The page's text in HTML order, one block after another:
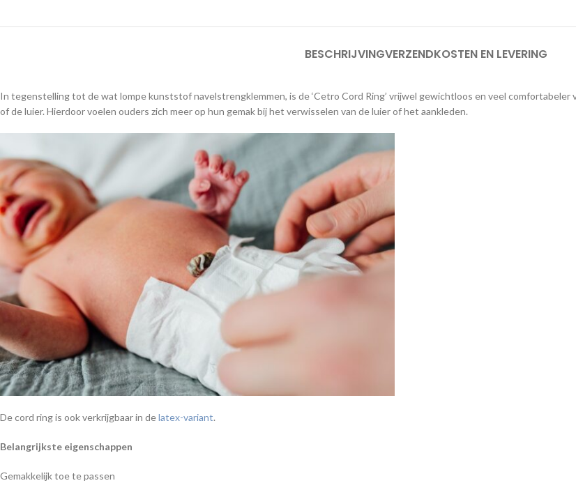
BESCHRIJVINGVERZENDKOSTEN EN LEVERING
In tegenstelling tot de wat lompe kunststof navelstrengklemmen, is de ‘Cetro Cord Ring’ vrijwel gewichtloos en veel
of de luier. Hierdoor voelen ouders zich meer op hun gemak bij het verwisselen van de luier of het aankleden.
De cord ring is ook verkrijgbaar in delatex-variant.
Belangrijkste eigenschappen
Gemakkelijk toe te passen